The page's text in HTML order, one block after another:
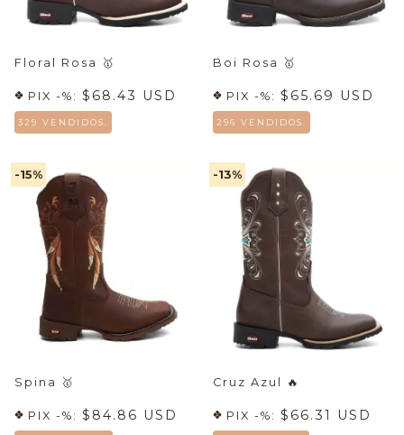
Floral Rosa 🥇
PIX -%: $68.43 USD
329 VENDIDOS.
Boi Rosa 🥇
PIX -%: $65.69 USD
296 VENDIDOS.
-15%
Spina 🥇
PIX -%: $84.86 USD
-13%
Cruz Azul 🔥
PIX -%: $66.31 USD